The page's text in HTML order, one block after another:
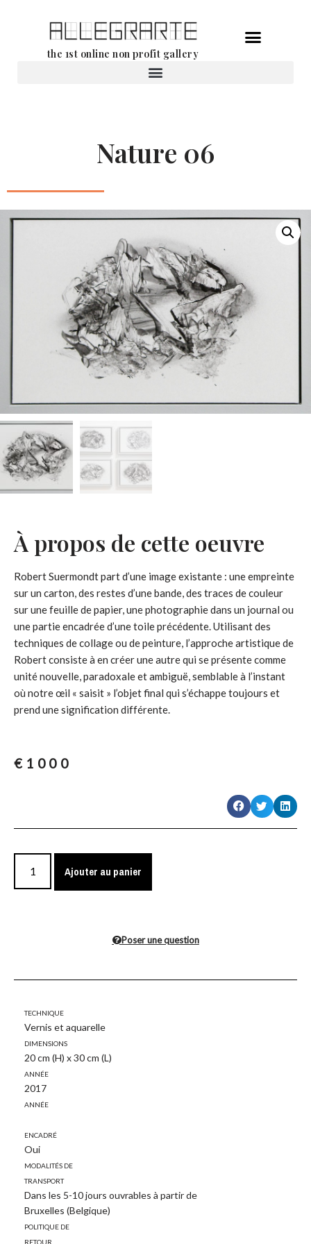
the 1st online non profit gallery
Nature 06
À propos de cette oeuvre
Robert Suermondt part d’une image existante : une empreinte
sur un carton, des restes d’une bande, des traces de couleur
sur une feuille de papier, une photographie dans un journal ou
une partie encadrée d’une toile précédente. Utilisant des
techniques de collage ou de peinture, l’approche artistique de
Robert consiste à en créer une autre qui se présente comme
unité nouvelle, paradoxale et ambiguë, semblable à l’instant
où notre œil « saisit » l’objet final qui s’échappe toujours et
prend une signification différente.
€ 1000
Ajouter au panier
Poser une question
Technique
Vernis et aquarelle
Dimensions
20 cm (H) x 30 cm (L)
Année
2017
Année
Encadré
Oui
Modalités de
transport
Dans les 5-10 jours ouvrables à partir de
Bruxelles (Belgique)
Politique de
retour